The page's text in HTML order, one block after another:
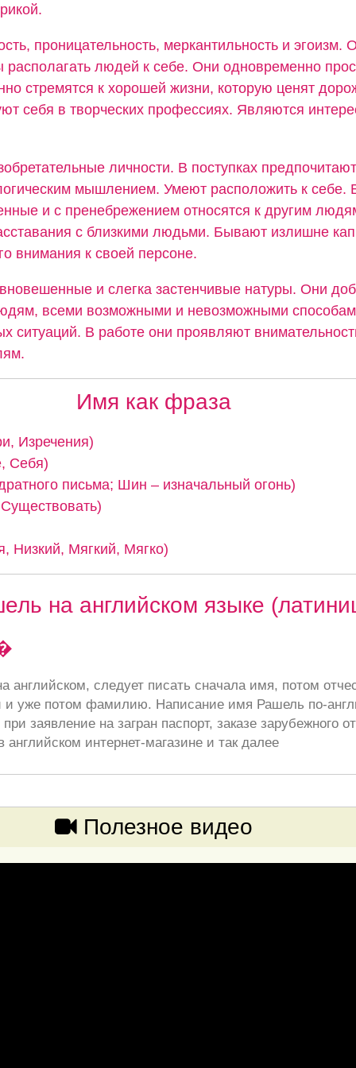
проницательность, меркантильность и эгоизм.
располагать людей к себе. Они одновременно
стремятся к хорошей жизни, которую ценят
себя в творческих профессиях. Являются
личности. В поступках
мышлением. Умеют расположить к себе.
и с пренебрежением относятся к другим
с близкими людьми. Бывают излишне
внимания к своей персоне.
и слегка застенчивые натуры. Они
всеми возможными и невозможными
ситуаций. В работе они проявляют
Имя как фраза
Изречения)
Себя)
письма; Шин – изначальный огонь)
Низкий, Мягкий, Мягко)
на английском языке
английском, следует писать сначала имя, потом
и уже потом фамилию. Написание имя Рашель по-
заявление на загран паспорт, заказе зарубежного
интернет-магазине и так далее
Полезное видео